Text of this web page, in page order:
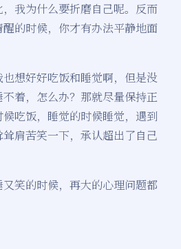
我为什么要折磨自己呢。反而
的时候，你才有办法平静地面
想好好吃饭和睡觉啊，但是没
着，怎么办？那就尽量保持正
吃饭，睡觉的时候睡觉，遇到
肩苦笑一下，承认超出了自己
笑的时候，再大的心理问题都